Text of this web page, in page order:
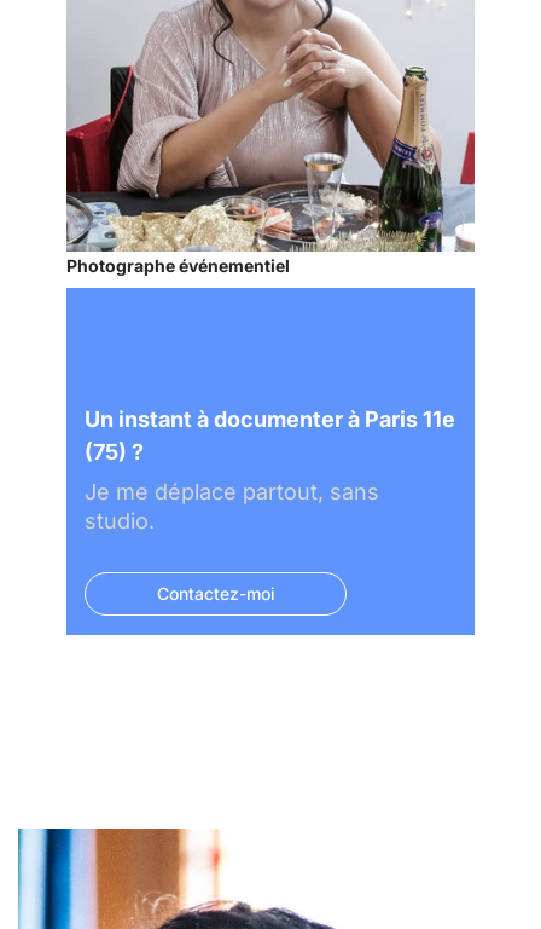
Photographe événementiel
Un instant à documenter à Paris 11e
(75) ?
Je me déplace partout, sans
studio.
Contactez-moi